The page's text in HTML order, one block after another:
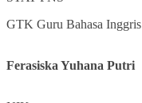
GTK Guru Bahasa Inggris
Ferasiska Yuhana Putri